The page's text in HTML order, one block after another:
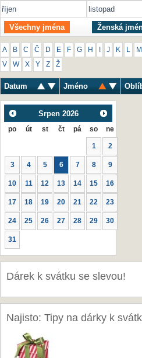
říjen
listopad
Všechny jména Ženská
A B C Č D E F G H J K M
V W X Y Z Ž
Datum Jméno
Srpen 2026
po út st čt pá so ne
1 2
3 4 5 6 7 8 9
10 11 12 13 14 15 16
17 18 19 20 21 22 23
24 25 26 27 28 29 30
31
Dárek k svátku se slevou!
Najisto: Tipy na dárky k